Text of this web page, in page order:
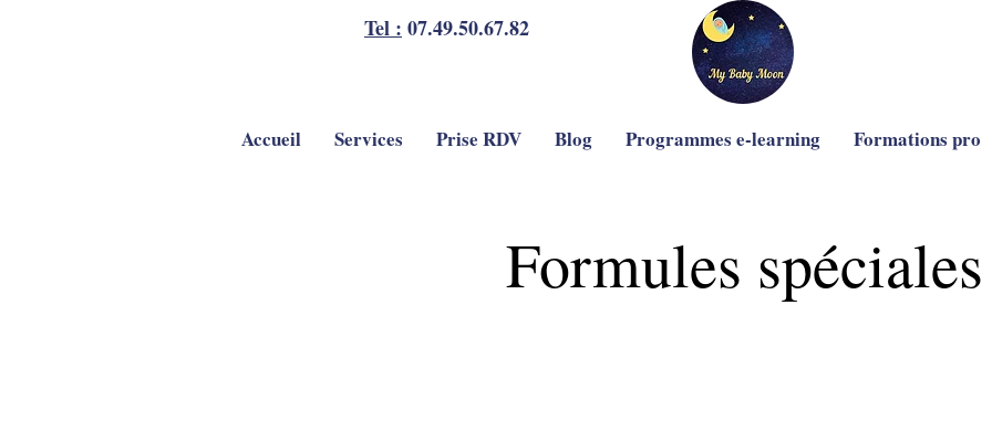
Tel : 07.49.50.67.82
Accueil Services Prise RDV Blog Programmes e-learning Formations pro
Formules spéciales